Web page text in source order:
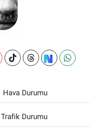
Hava Durumu
Trafik Durumu